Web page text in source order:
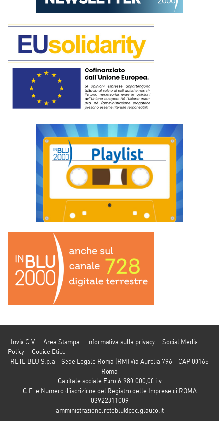
Invia C.V. Area Stampa Informativa sulla privacy
Social Media
Policy
Codice Etico
RETE BLU S.p.a - Sede Legale Roma (RM) Via Aurelia 796 – CAP 00165
Roma
Capitale sociale Euro 6.980.000,00 i.v
C.F. e Numero d’iscrizione del Registro delle Imprese di ROMA
03922811009
amministrazione.reteblu@pec.glauco.it